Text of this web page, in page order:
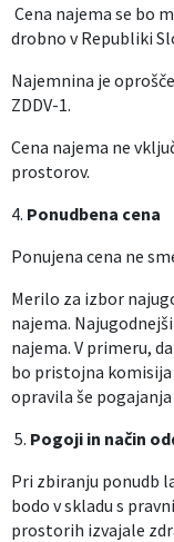
Cena najema se bo
drobno v Republiki
Najemnina je
ZDDV-1.
Cena najema ne
prostorov.
4. Ponudbena cena
Ponujena cena ne
Merilo za izbor
najema.
najema. V primeru,
bo pristojna
opravila še pogajanja
5. Pogoji in način
Pri zbiranju ponudb
bodo v skladu s
prostorih izvajale